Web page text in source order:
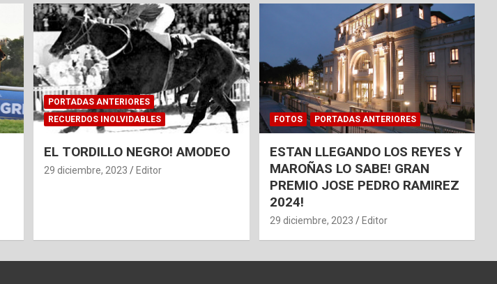
PORTADAS ANTERIORES
RECUERDOS INOLVIDABLES
EL TORDILLO NEGRO! AMODEO
29 diciembre, 2023 Editor
FOTOS PORTADAS ANTERIORES
ESTAN LLEGANDO LOS REYES Y
MAROÑAS LO SABE! GRAN
PREMIO JOSE PEDRO RAMIREZ
2024!
29 diciembre, 2023 Editor